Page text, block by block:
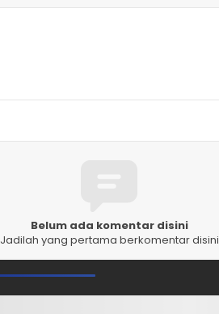
Belum ada komentar disini
Jadilah yang pertama berkomentar disini